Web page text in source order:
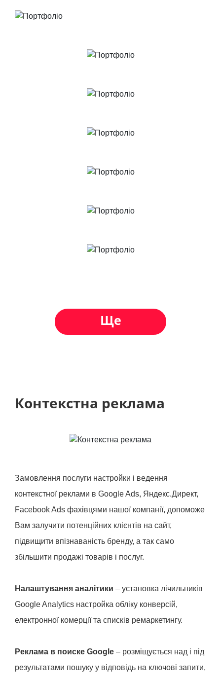
Ще
Контекстна реклама
Замовлення послуги настройки і ведення
контекстної реклами в Google Ads, Яндекс.Директ,
Facebook Ads фахівцями нашої компанії, допоможе
Вам залучити потенційних клієнтів на сайт,
підвищити впізнаваність бренду, а так само
збільшити продажі товарів і послуг.
Налаштування аналітики – установка лічильників
Google Analytics настройка обліку конверсій,
електронної комерції та списків ремаркетингу.
Реклама в поиске Google – розміщується над і під
результатами пошуку у відповідь на ключові запити,